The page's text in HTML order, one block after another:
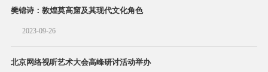
樊锦诗：敦煌莫高窟及其现代文化角色
2023-09-26
北京网络视听艺术大会高峰研讨活动举办